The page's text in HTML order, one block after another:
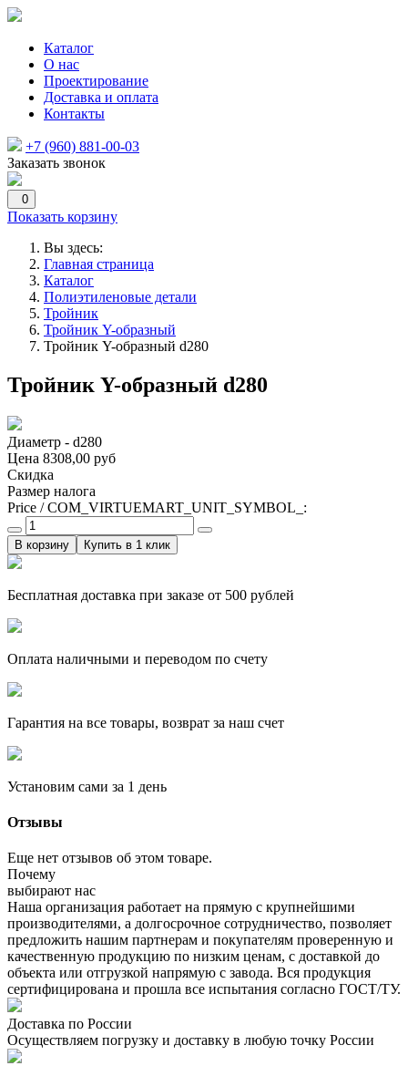
Каталог
О нас
Проектирование
Доставка и оплата
Контакты
+7 (960) 881-00-03
Заказать звонок
0
Показать корзину
Вы здесь:
Главная страница
Каталог
Полиэтиленовые детали
Тройник
Тройник Y-образный
Тройник Y-образный d280
Тройник Y-образный d280
Диаметр - d280
Цена 8308,00 руб
Скидка
Размер налога
Price / COM_VIRTUEMART_UNIT_SYMBOL_:
Купить в 1 клик
Бесплатная доставка при заказе от 500 рублей
Оплата наличными и переводом по счету
Гарантия на все товары, возврат за наш счет
Установим сами за 1 день
Отзывы
Еще нет отзывов об этом товаре.
Почему
выбирают нас
Наша организация работает на прямую с крупнейшими
производителями, а долгосрочное сотрудничество, позволяет
предложить нашим партнерам и покупателям проверенную и
качественную продукцию по низким ценам, с доставкой до
объекта или отгрузкой напрямую с завода. Вся продукция
сертифицирована и прошла все испытания согласно ГОСТ/ТУ.
Доставка по России
Осуществляем погрузку и доставку в любую точку России